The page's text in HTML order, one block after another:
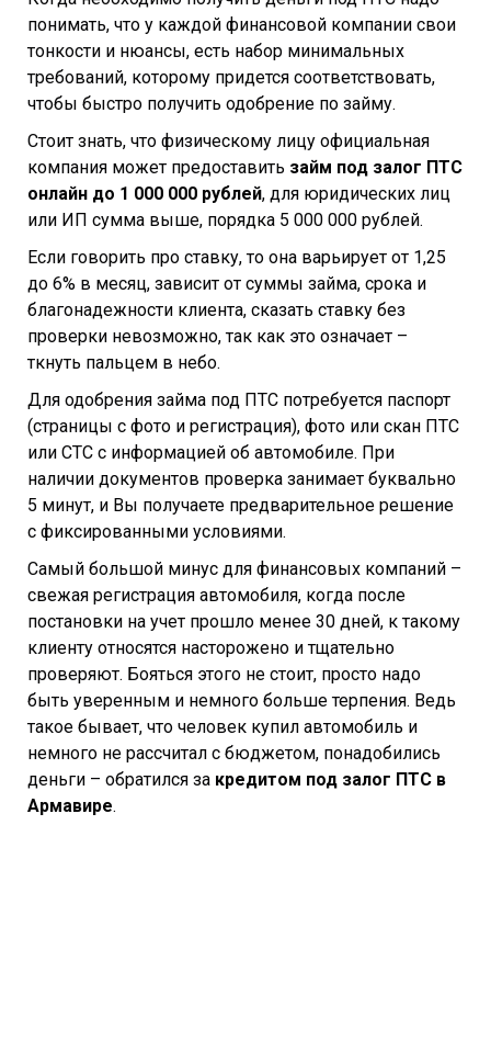
понимать, что у каждой финансовой компании свои
тонкости и нюансы, есть набор минимальных
требований, которому придется соответствовать,
чтобы быстро получить одобрение по займу.
Стоит знать, что физическому лицу официальная
компания может предоставить займ под залог ПТС
онлайн до 1 000 000 рублей, для юридических лиц
или ИП сумма выше, порядка 5 000 000 рублей.
Если говорить про ставку, то она варьирует от 1,25
до 6% в месяц, зависит от суммы займа, срока и
благонадежности клиента, сказать ставку без
проверки невозможно, так как это означает –
ткнуть пальцем в небо.
Для одобрения займа под ПТС потребуется паспорт
(страницы с фото и регистрация), фото или скан ПТС
или СТС с информацией об автомобиле. При
наличии документов проверка занимает буквально
5 минут, и Вы получаете предварительное решение
с фиксированными условиями.
Самый большой минус для финансовых компаний –
свежая регистрация автомобиля, когда после
постановки на учет прошло менее 30 дней, к такому
клиенту относятся насторожено и тщательно
проверяют. Бояться этого не стоит, просто надо
быть уверенным и немного больше терпения. Ведь
такое бывает, что человек купил автомобиль и
немного не рассчитал с бюджетом, понадобились
деньги – обратился за кредитом под залог ПТС в
Армавире.